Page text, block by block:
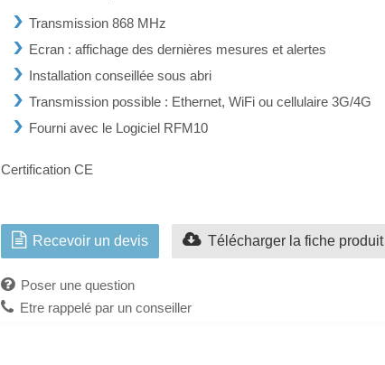
Transmission 868 MHz
Ecran : affichage des dernières mesures et alertes
Installation conseillée sous abri
Transmission possible : Ethernet, WiFi ou cellulaire 3G/4G
Fourni avec le Logiciel RFM10
Certification CE
Recevoir un devis Télécharger la fiche produit
Poser une question
Etre rappelé par un conseiller